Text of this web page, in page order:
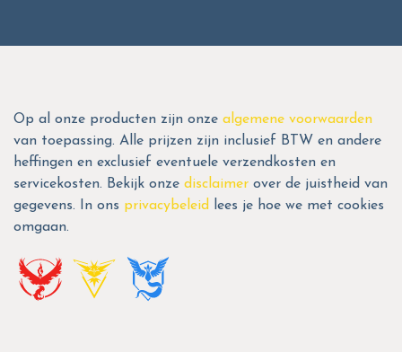
Op al onze producten zijn onze algemene voorwaarden
van toepassing. Alle prijzen zijn inclusief BTW en andere
heffingen en exclusief eventuele verzendkosten en
servicekosten. Bekijk onze disclaimer over de juistheid van
gegevens. In ons privacybeleid
lees je hoe we met cookies
omgaan.